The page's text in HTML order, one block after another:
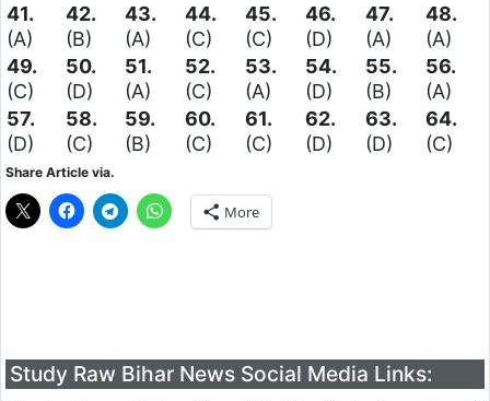
41.
(A)
42.
(B)
43.
(A)
44.
(C)
45.
(C)
46.
(D)
47.
(A)
48.
(A)
49.
(C)
50.
(D)
51.
(A)
52.
(C)
53.
(A)
54.
(D)
55.
(B)
56.
(A)
57.
(D)
58.
(C)
59.
(B)
60.
(C)
61.
(C)
62.
(D)
63.
(D)
64.
(C)
Share Article via.
More
Study Raw Bihar News Social Media Links: